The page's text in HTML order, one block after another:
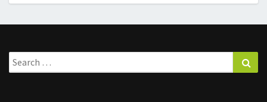
Search
for: